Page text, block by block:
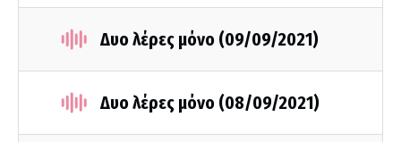
Δυο λέρες μόνο (09/09/2021)
Δυο λέρες μόνο (08/09/2021)